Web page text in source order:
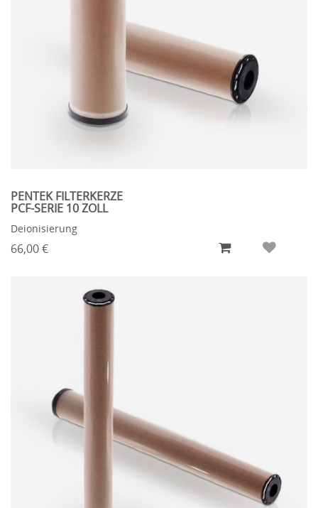
PENTEK FILTERKERZE
PCF-SERIE 10 ZOLL
Deionisierung
66,00 €